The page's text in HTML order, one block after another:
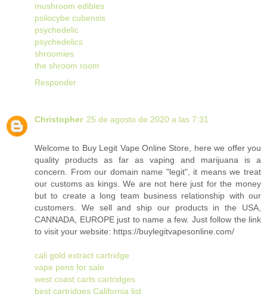
mushroom edibles
psilocybe cubensis
psychedelic
psychedelics
shroomies
the shroom room
Responder
Christopher 25 de agosto de 2020 a las 7:31
Welcome to Buy Legit Vape Online Store, here we offer you
quality products as far as vaping and marijuana is a
concern. From our domain name "legit", it means we treat
our customs as kings. We are not here just for the money
but to create a long team business relationship with our
customers. We sell and ship our products in the USA,
CANNADA, EUROPE just to name a few. Just follow the link
to visit your website: https://buylegitvapesonline.com/
cali gold extract cartridge
vape pens for sale
west coast carts cartridges
best cartridges California list